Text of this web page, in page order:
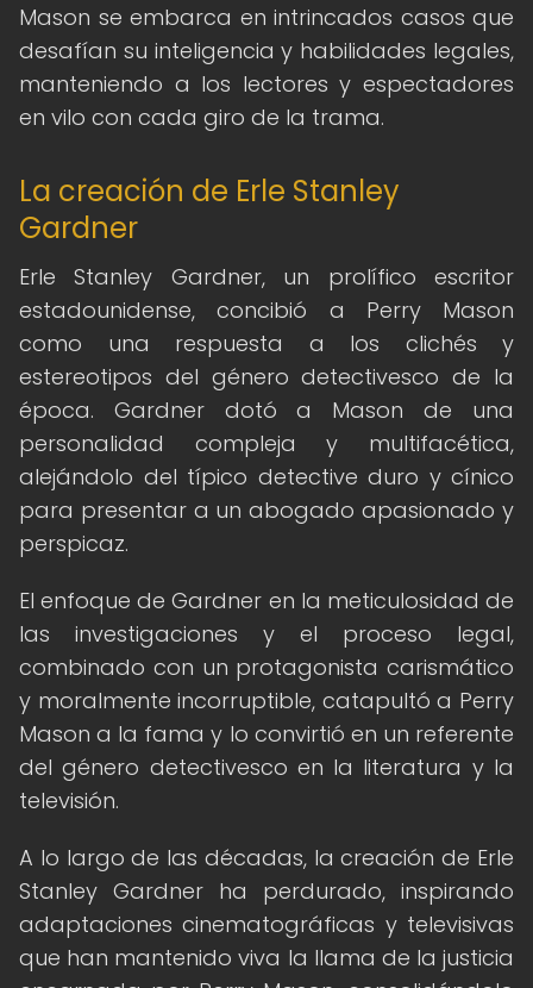
Mason se embarca en intrincados casos que
desafían su inteligencia y habilidades legales,
manteniendo a los lectores y espectadores
en vilo con cada giro de la trama.
La creación de Erle Stanley
Gardner
Erle Stanley Gardner, un prolífico escritor
estadounidense, concibió a Perry Mason
como una respuesta a los clichés y
estereotipos del género detectivesco de la
época. Gardner dotó a Mason de una
personalidad compleja y multifacética,
alejándolo del típico detective duro y cínico
para presentar a un abogado apasionado y
perspicaz.
El enfoque de Gardner en la meticulosidad de
las investigaciones y el proceso legal,
combinado con un protagonista carismático
y moralmente incorruptible, catapultó a Perry
Mason a la fama y lo convirtió en un referente
del género detectivesco en la literatura y la
televisión.
A lo largo de las décadas, la creación de Erle
Stanley Gardner ha perdurado, inspirando
adaptaciones cinematográficas y televisivas
que han mantenido viva la llama de la justicia